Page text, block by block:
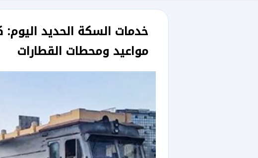
خدمات السكة الحديد
مواعيد ومحطات القطارات